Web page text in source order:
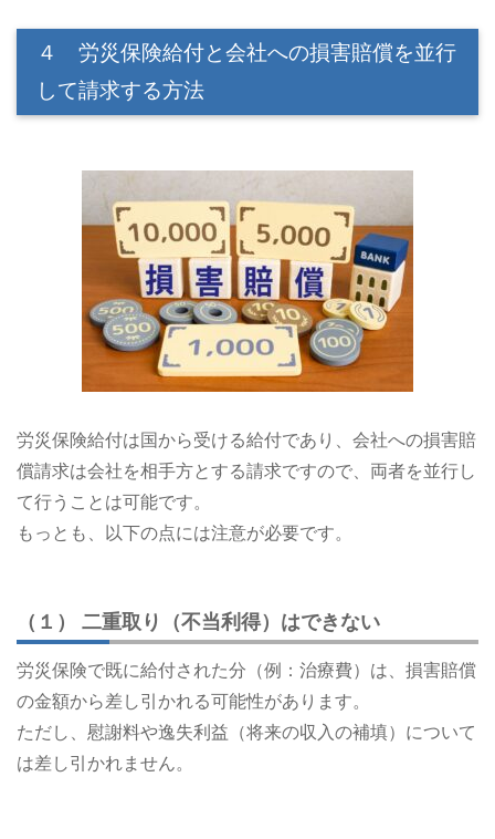
４ 労災保険給付と会社への損害賠償を並行
して請求する方法
労災保険給付は国から受ける給付であり、会社への損害賠
償請求は会社を相手方とする請求ですので、両者を並行し
て行うことは可能です。
もっとも、以下の点には注意が必要です。
（１） 二重取り（不当利得）はできない
労災保険で既に給付された分（例：治療費）は、損害賠償
の金額から差し引かれる可能性があります。
ただし、慰謝料や逸失利益（将来の収入の補填）について
は差し引かれません。